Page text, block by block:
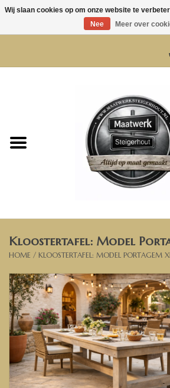
Horeca meubels
Bartafels
Banken, stoelen &
(Bar)krukken
Hoekbanken
Plantenbakken
Hockers & Terrastafels
Kloostertafel: Model
HOME / KLOOSTERTAFEL: MODEL PORTAGEM XL
Wij slaan cookies op om onze website te
Nee
Meer over